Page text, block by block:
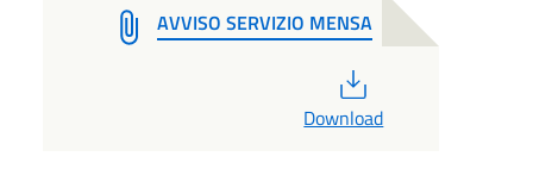
AVVISO SERVIZIO MENSA
Download